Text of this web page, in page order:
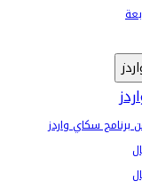
برنامج سكاي واردز